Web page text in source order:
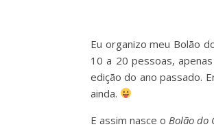
Eu organizo meu Bolão
10 a 20 pessoas,
edição do ano passado.
ainda.
E assim nasce o Bolão do